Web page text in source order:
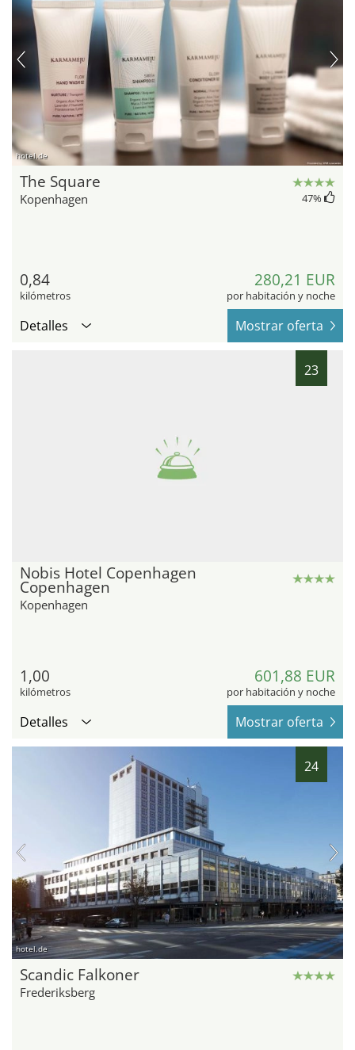
hotel.de
The Square
Kopenhagen 47%
0,84
kilómetros
280,21 EUR
por habitación y noche
Detalles Mostrar oferta
23
Nobis Hotel Copenhagen
Copenhagen
Kopenhagen
1,00
kilómetros
601,88 EUR
por habitación y noche
Detalles Mostrar oferta
24
hotel.de
Scandic Falkoner
Frederiksberg